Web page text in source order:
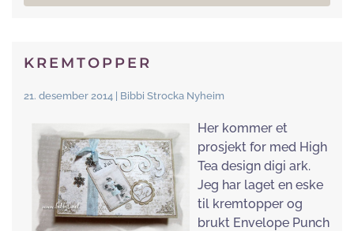
KREMTOPPER
21. desember 2014 | Bibbi Strocka Nyheim
Her kommer et
prosjekt for med High
Tea design digi ark.
Jeg har laget en eske
til kremtopper og
brukt Envelope Punch